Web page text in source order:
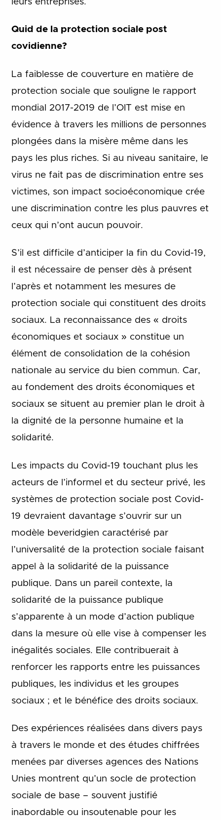
Quid de la protection sociale post
covidienne?
La faiblesse de couverture en matière de
protection sociale que souligne le rapport
mondial 2017-2019 de l’OIT est mise en
évidence à travers les millions de personnes
plongées dans la misère même dans les
pays les plus riches. Si au niveau sanitaire, le
virus ne fait pas de discrimination entre ses
victimes, son impact socioéconomique crée
une discrimination contre les plus pauvres et
ceux qui n’ont aucun pouvoir.
S’il est difficile d’anticiper la fin du Covid-19,
il est nécessaire de penser dès à présent
l’après et notamment les mesures de
protection sociale qui constituent des droits
sociaux. La reconnaissance des « droits
économiques et sociaux » constitue un
élément de consolidation de la cohésion
nationale au service du bien commun. Car,
au fondement des droits économiques et
sociaux se situent au premier plan le droit à
la dignité de la personne humaine et la
solidarité.
Les impacts du Covid-19 touchant plus les
acteurs de l’informel et du secteur privé, les
systèmes de protection sociale post Covid-
19 devraient davantage s’ouvrir sur un
modèle beveridgien caractérisé par
l’universalité de la protection sociale faisant
appel à la solidarité de la puissance
publique. Dans un pareil contexte, la
solidarité de la puissance publique
s’apparente à un mode d’action publique
dans la mesure où elle vise à compenser les
inégalités sociales. Elle contribuerait à
renforcer les rapports entre les puissances
publiques, les individus et les groupes
sociaux ; et le bénéfice des droits sociaux.
Des expériences réalisées dans divers pays
à travers le monde et des études chiffrées
menées par diverses agences des Nations
Unies montrent qu’un socle de protection
sociale de base – souvent justifié
inabordable ou insoutenable pour les